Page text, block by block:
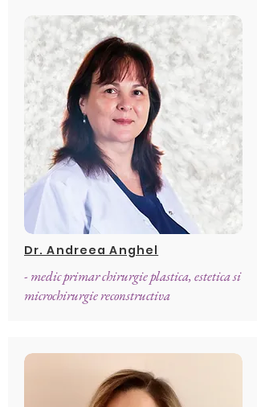
Dr. Andreea Anghel
- medic primar chirurgie plastica, estetica si
microchirurgie reconstructiva